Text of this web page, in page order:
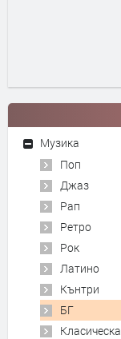
Музика
Поп
Джаз
Рап
Ретро
Рок
Латино
Кънтри
БГ
Класическа